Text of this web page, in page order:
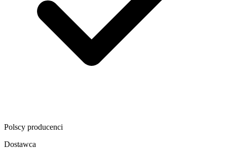
Polscy producenci
Dostawca